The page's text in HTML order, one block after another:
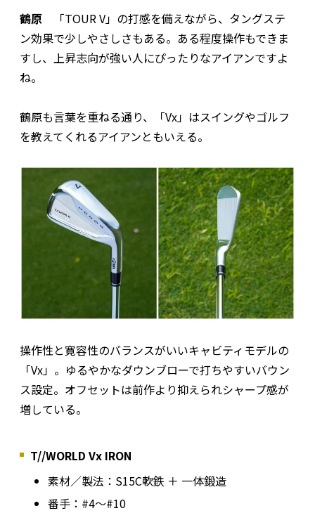
鶴原 「TOUR V」の打感を備えながら、タングステ
ン効果で少しやさしさもある。ある程度操作もできま
すし、上昇志向が強い人にぴったりなアイアンですよ
ね。
鶴原も言葉を重ねる通り、「Vx」はスイングやゴルフ
を教えてくれるアイアンともいえる。
操作性と寛容性のバランスがいいキャビティモデルの
「Vx」。ゆるやかなダウンブローで打ちやすいバウン
ス設定。オフセットは前作より抑えられシャープ感が
増している。
T//WORLD Vx IRON
素材／製法：S15C軟鉄 ＋ 一体鍛造
番手：#4〜#10